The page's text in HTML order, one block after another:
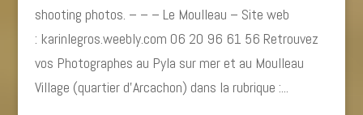
shooting photos. – – – Le Moulleau – Site web
: karinlegros.weebly.com 06 20 96 61 56 Retrouvez
vos Photographes au Pyla sur mer et au Moulleau
Village (quartier d’Arcachon) dans la rubrique :...